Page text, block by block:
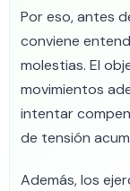
Por eso, antes
conviene
molestias. El
movimientos
intentar
de tensión
Además, los